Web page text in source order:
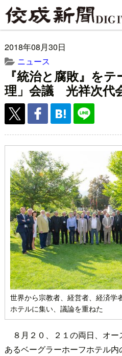
2018年08月30日
ニュース
『統治と腐敗』を
理」会議 光祥次代
世界から宗教者、経営者、経済学
ホテルに集い、議論を重ねた
８月２０、２１の両日、オ
あるベーグラーホーフホテル